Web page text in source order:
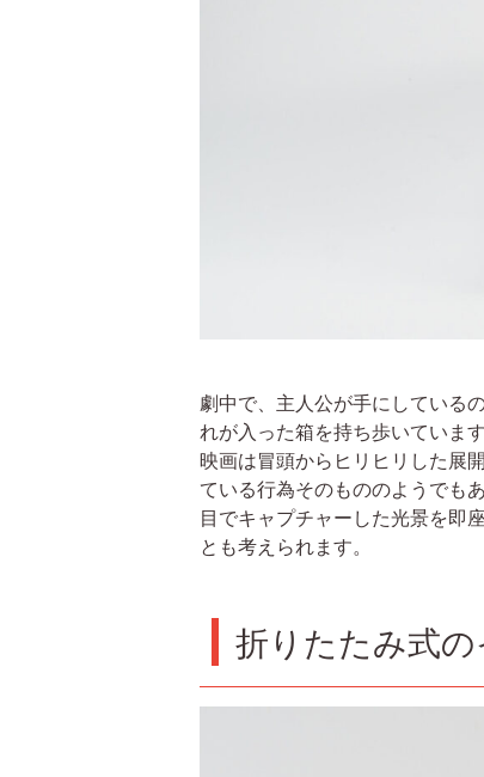
劇中で、主人公が手にしている
れが入った箱を持ち歩いていま
映画は冒頭からヒリヒリした展
ている行為そのもののようでも
目でキャプチャーした光景を即
とも考えられます。
折りたたみ式